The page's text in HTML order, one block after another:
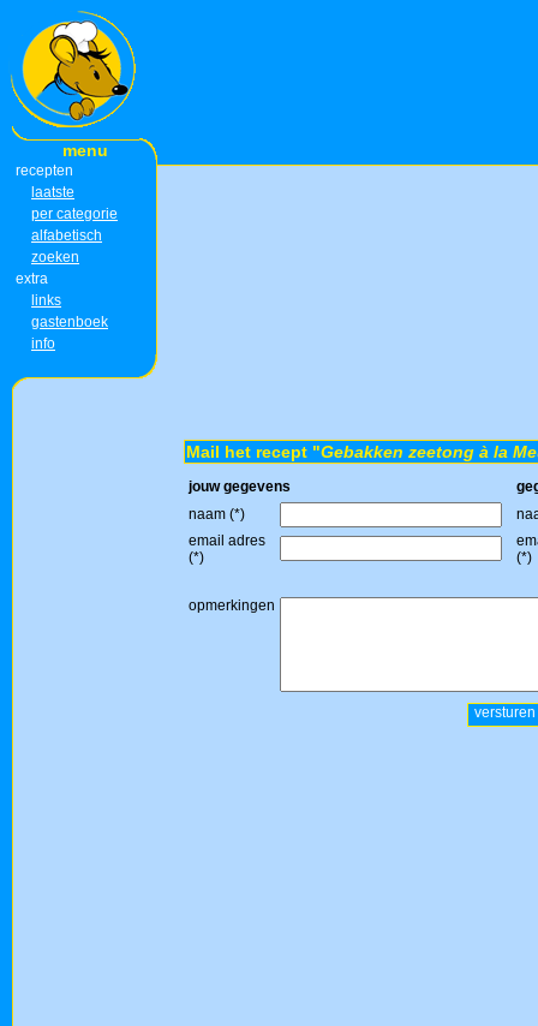
menu
recepten
laatste
per categorie
alfabetisch
zoeken
extra
links
gastenboek
info
Mail het recept "Gebakken zeetong à la
jouw gegevens
naam (*)
email adres
(*)
(*)
opmerkingen